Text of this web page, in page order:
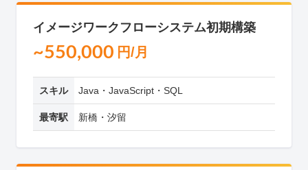
イメージワークフローシステム初期構築
~550,000 円/月
スキル Java・JavaScript・SQL
最寄駅 新橋・汐留